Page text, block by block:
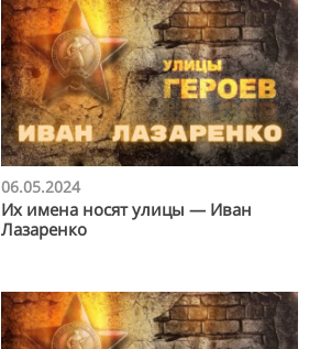
06.05.2024
Их имена носят улицы — Иван
Лазаренко